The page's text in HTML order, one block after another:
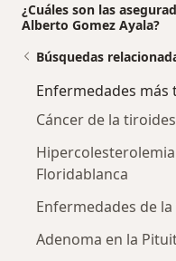
¿Cuáles son las
Alberto Gomez Ayala?
Búsquedas
Enfermedades más
Cáncer de la
Floridablanca
Enfermedades de
Adenoma en la